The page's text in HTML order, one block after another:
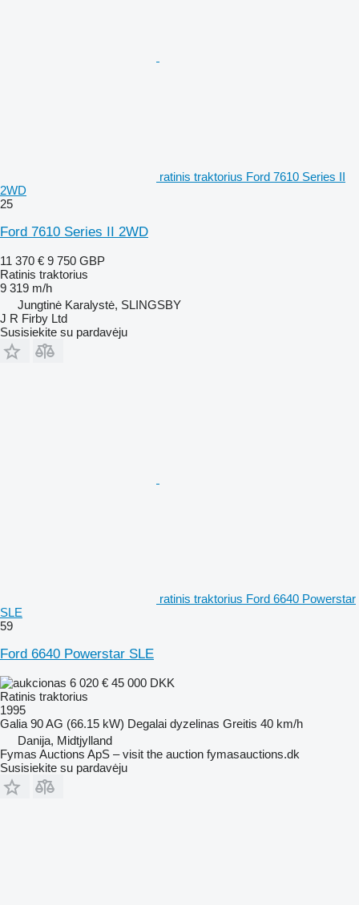
ratinis traktorius Ford 7610 Series II
2WD
25
Ford 7610 Series II 2WD
11 370 € 9 750 GBP
Ratinis traktorius
9 319 m/h
Jungtinė Karalystė, SLINGSBY
J R Firby Ltd
Susisiekite su pardavėju
ratinis traktorius Ford 6640 Powerstar
SLE
59
Ford 6640 Powerstar SLE
6 020 € 45 000 DKK
Ratinis traktorius
1995
Galia 90 AG (66.15 kW) Degalai dyzelinas Greitis 40 km/h
Danija, Midtjylland
Fymas Auctions ApS – visit the auction fymasauctions.dk
Susisiekite su pardavėju